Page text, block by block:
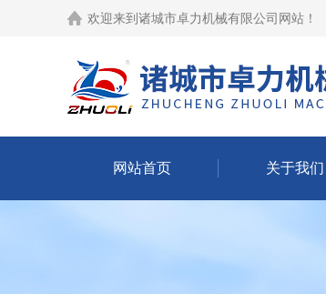
欢迎来到 诸城市卓力机械有限公司网站 ！
网站首页 关于我们